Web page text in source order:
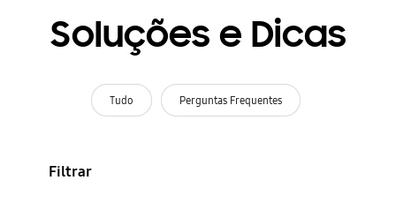
Soluções e Dicas
Tudo Perguntas Frequentes
Filtrar